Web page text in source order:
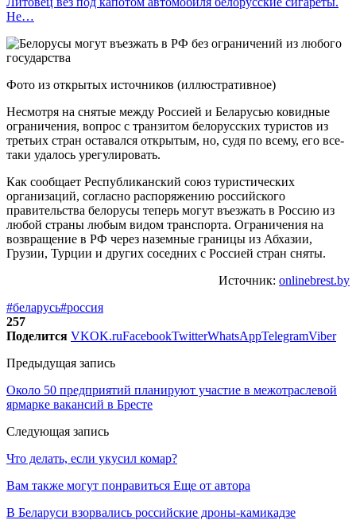
Не…
Фото из открытых источников (иллюстративное)
Несмотря на снятые между Россией и Беларусью ковидные
ограничения, вопрос с транзитом белорусских туристов из
третьих стран оставался открытым, но, судя по всему, его все-
таки удалось урегулировать.
Как сообщает Республиканский союз туристических
организаций, согласно распоряжению российского
правительства белорусы теперь могут въезжать в Россию из
любой страны любым видом транспорта. Ограничения на
возвращение в РФ через наземные границы из Абхазии,
Грузии, Турции и других соседних с Россией стран сняты.
Источник: onlinebrest.by
#беларусь#россия
257
Поделится VKOK.ruFacebookTwitterWhatsAppTelegramViber
Предыдущая запись
Около 50 предприятий планируют участие в межотраслевой
ярмарке вакансий в Бресте
Следующая запись
Что делать, если укусил комар?
Вам также могут понравиться Еще от автора
В Беларуси взорвались российские дроны-камикадзе